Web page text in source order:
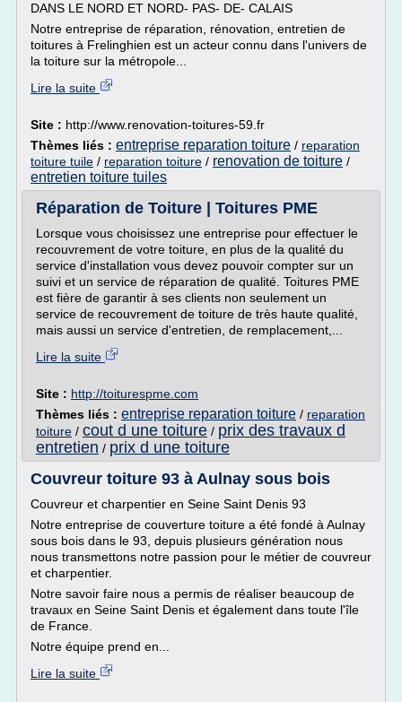
DANS LE NORD ET NORD- PAS- DE- CALAIS
Notre entreprise de réparation, rénovation, entretien de
toitures à Frelinghien est un acteur connu dans l'univers de
la toiture sur la métropole...
Lire la suite
Site : http://www.renovation-toitures-59.fr
Thèmes liés : entreprise reparation toiture / reparation
toiture tuile / reparation toiture / renovation de toiture /
entretien toiture tuiles
Réparation de Toiture | Toitures PME
Lorsque vous choisissez une entreprise pour effectuer le
recouvrement de votre toiture, en plus de la qualité du
service d'installation vous devez pouvoir compter sur un
suivi et un service de réparation de qualité. Toitures PME
est fière de garantir à ses clients non seulement un
service de recouvrement de toiture de très haute qualité,
mais aussi un service d'entretien, de remplacement,...
Lire la suite
Site : http://toiturespme.com
Thèmes liés : entreprise reparation toiture / reparation
toiture / cout d une toiture / prix des travaux d
entretien / prix d une toiture
Couvreur toiture 93 à Aulnay sous bois
Couvreur et charpentier en Seine Saint Denis 93
Notre entreprise de couverture toiture a été fondé à Aulnay
sous bois dans le 93, depuis plusieurs génération nous
nous transmettons notre passion pour le métier de couvreur
et charpentier.
Notre savoir faire nous a permis de réaliser beaucoup de
travaux en Seine Saint Denis et également dans toute l'île
de France.
Notre équipe prend en...
Lire la suite